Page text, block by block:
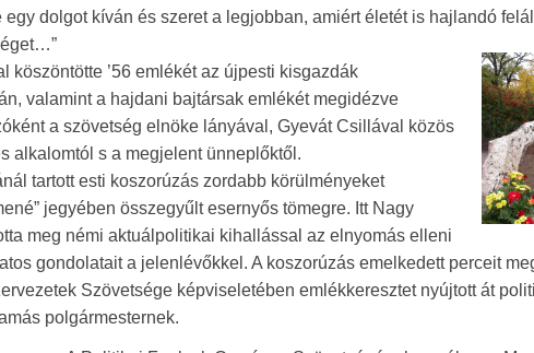
egy dolgot kíván és szeret a legjobban, amiért életét is hajlandó
köszöntötte ’56 emlékét az újpesti kisgazdák
valamint a hajdani bajtársak emlékét megidézve
a szövetség elnöke lányával, Gyevát Csillával közös
alkalomtól s a megjelent ünneplőktől.
tartott esti koszorúzás zordabb körülményeket
jegyében összegyűlt esernyős tömegre. Itt Nagy
meg némi aktuálpolitikai kihallással az elnyomás elleni
gondolatait a jelenlévőkkel. A koszorúzás emelkedett perceit
Szövetsége képviseletében emlékkeresztet nyújtott át
polgármesternek.